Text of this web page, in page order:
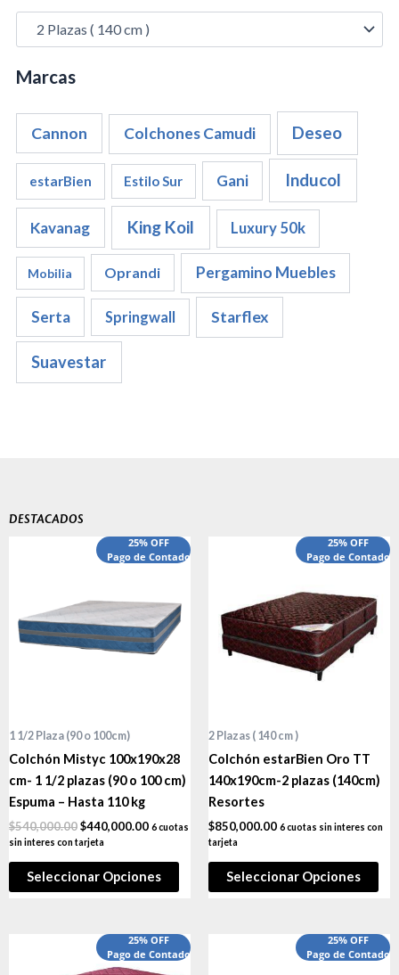
Marcas
Cannon Colchones Camudi Deseo
estarBien Estilo Sur Gani Inducol
Kavanag King Koil Luxury 50k
Mobilia Oprandi Pergamino Muebles
Serta Springwall Starflex
Suavestar
DESTACADOS
25% OFF
Pago de Contado
1 1/2 Plaza (90 o 100cm)
Colchón Mistyc 100x190x28
cm- 1 1/2 plazas (90 o 100 cm)
Espuma – Hasta 110 kg
$540,000.00
precio
$540,000.00.
$440,000.00
El
precio
$440,000.00.
6 cuotas
sin interes con tarjeta
Seleccionar Opciones
25% OFF
Pago de Contado
2 Plazas ( 140 cm )
Colchón estarBien Oro TT
140x190cm-2 plazas (140cm)
Resortes
$850,000.00 6 cuotas sin interes con
tarjeta
Seleccionar Opciones
25% OFF
Pago de Contado
25% OFF
Pago de Contado